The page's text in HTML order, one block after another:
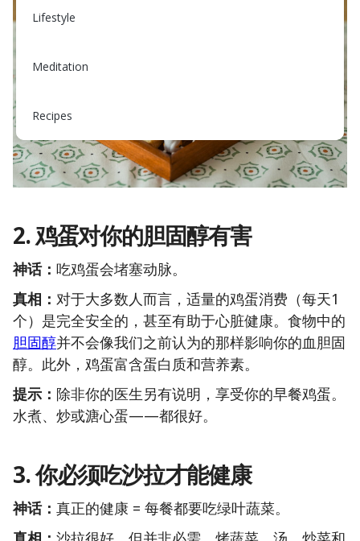
Lifestyle
Meditation
Recipes
2.鸡蛋对你的胆固醇有害
神话： 吃鸡蛋会堵塞动脉。
真相： 对于大多数人而言，适量的鸡蛋消费（每天1
个）是完全安全的，甚至有助于心脏健康。食物中的
胆固醇并不会像我们之前认为的那样影响你的血胆固
醇。此外，鸡蛋富含蛋白质和营养素。
提示： 除非你的医生另有说明，享受你的早餐鸡蛋。
水煮、炒或溏心蛋——都很好。
3.你必须吃沙拉才能健康
神话： 真正的健康 = 每餐都要吃绿叶蔬菜。